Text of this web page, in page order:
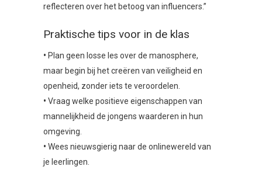
reflecteren over het betoog van influencers.”
Praktische tips voor in de klas
• Plan geen losse les over de manosphere,
maar begin bij het creëren van veiligheid en
openheid, zonder iets te veroordelen.
• Vraag welke positieve eigenschappen van
mannelijkheid de jongens waarderen in hun
omgeving.
• Wees nieuwsgierig naar de onlinewereld van
je leerlingen.